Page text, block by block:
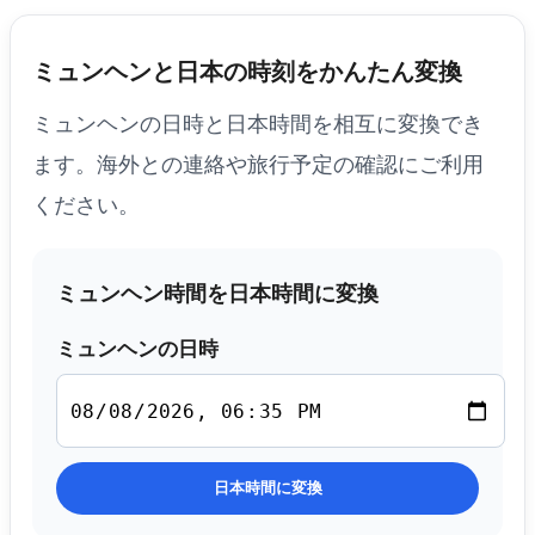
ミュンヘンと日本の時刻をかんたん変換
ミュンヘンの日時と日本時間を相互に変換でき
ます。海外との連絡や旅行予定の確認にご利用
ください。
ミュンヘン時間を日本時間に変換
ミュンヘンの日時
日本時間に変換